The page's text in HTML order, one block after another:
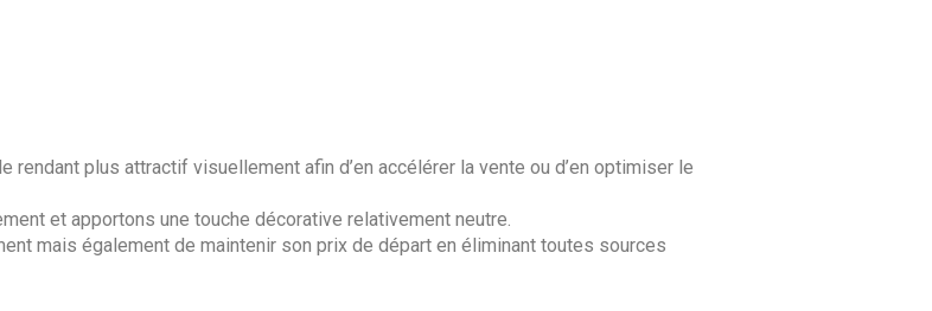
plus attractif visuellement afin d’en accélérer la vente ou d’en optimiser le
et apportons une touche décorative relativement neutre.
mais également de maintenir son prix de départ en éliminant toutes sources